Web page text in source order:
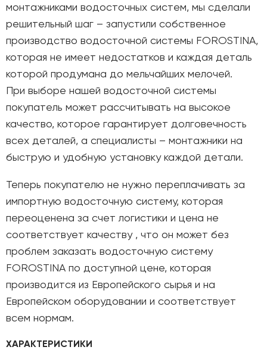
ХАРАКТЕРИСТИКИ
монтажниками водосточных систем, мы сделали
решительный шаг – запустили собственное
производство водосточной системы FOROSTINA,
которая не имеет недостатков и каждая деталь
которой продумана до мельчайших мелочей.
При выборе нашей водосточной системы
покупатель может рассчитывать на высокое
качество, которое гарантирует долговечность
всех деталей, а специалисты – монтажники на
быструю и удобную установку каждой детали.
Теперь покупателю не нужно переплачивать за
импортную водосточную систему, которая
переоценена за счет логистики и цена не
соответствует качеству , что он может без
проблем заказать водосточную систему
FOROSTINA по доступной цене, которая
производится из Европейского сырья и на
Европейском оборудовании и соответствует
всем нормам.